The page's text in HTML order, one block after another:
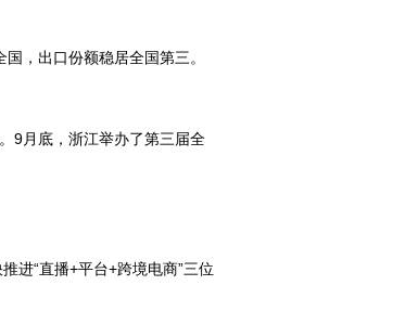
，出口份额稳居全国第三。
9月底，浙江举办了第三届全
进“直播+平台+跨境电商”三位